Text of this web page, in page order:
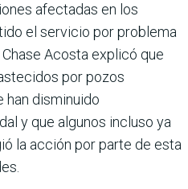
afectadas en los
el servicio por problema
Acosta explicó que
por pozos
han disminuido
y que algunos incluso ya
la acción por parte de esta